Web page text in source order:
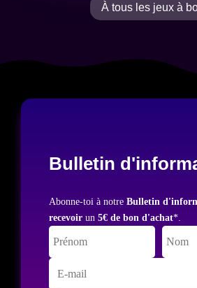
À tous les jeux à
Bulletin
Abonne-toi à notre Bulletin
recevoirun 5€ de bon d'achat*.